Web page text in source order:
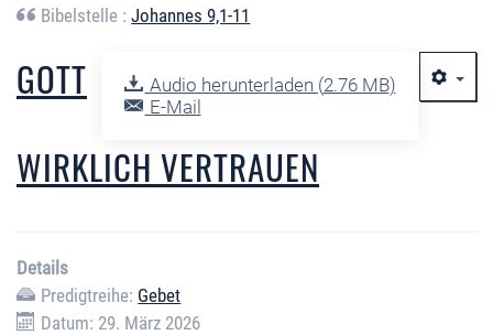
Bibelstelle :Johannes 9,1-11
Audio herunterladen (2.76 MB)
E-Mail
GOTT
WIRKLICH VERTRAUEN
Details
Predigtreihe: Gebet
Datum: 29. März 2026